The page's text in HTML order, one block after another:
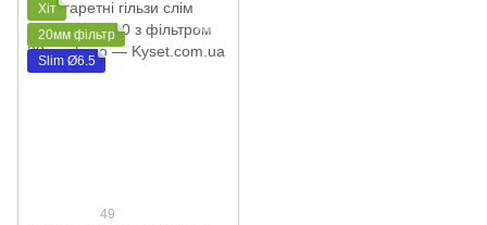
Хіт
20мм фільтр
Slim Ø6.5
49